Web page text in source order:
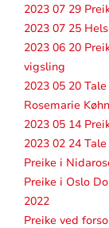
2023 07 29
2023 07 25
2023 06 20
vigsling
2023 05 20
Rosemarie Køhn
2023 05 14
2023 02 24
Preike i
Preike i Oslo
2022
Preike ved